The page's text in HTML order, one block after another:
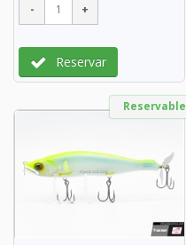
Reservar
Reservable